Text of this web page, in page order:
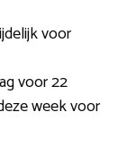
voor
voor 22
week voor